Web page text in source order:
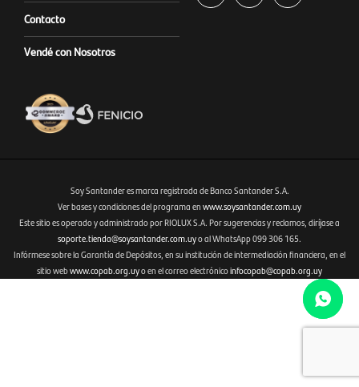
Contacto
Vendé con Nosotros
Fenicio eCommerce Uruguay
Soy Santander es marca registrada de Banco Santander S.A.
Ver bases y condiciones del programa en www.soysantander.com.uy
Este sitio es operado y administrado por RIOLUX S.A. Por sugerencias y reclamos, diríjase a
soporte.tienda@soysantander.com.uyo al WhatsApp 099 306 165.
Infórmese sobre la Garantía de Depósitos, en su institución de intermediación financiera, en el
sitio webwww.copab.org.uyo en el correo electrónicoinfocopab@copab.org.uy